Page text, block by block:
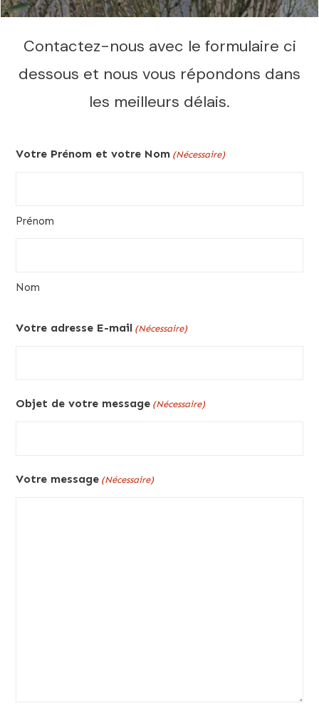
Contactez-nous avec le formulaire ci
dessous et nous vous répondons dans
les meilleurs délais.
Votre Prénom et votre Nom (Nécessaire)
Prénom
Nom
Votre adresse E-mail (Nécessaire)
Objet de votre message (Nécessaire)
Votre message (Nécessaire)